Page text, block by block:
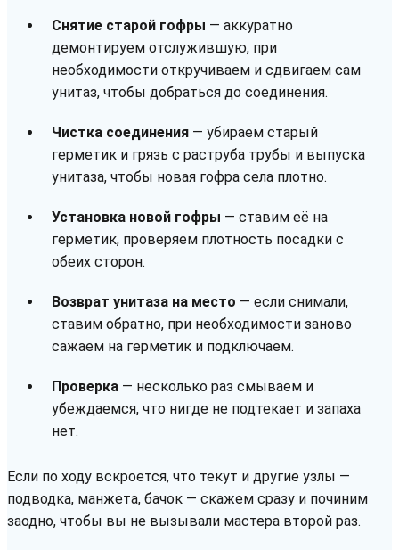
Снятие старой гофры — аккуратно
демонтируем отслужившую, при
необходимости откручиваем и сдвигаем сам
унитаз, чтобы добраться до соединения.
Чистка соединения — убираем старый
герметик и грязь с раструба трубы и выпуска
унитаза, чтобы новая гофра села плотно.
Установка новой гофры — ставим её на
герметик, проверяем плотность посадки с
обеих сторон.
Возврат унитаза на место — если снимали,
ставим обратно, при необходимости заново
сажаем на герметик и подключаем.
Проверка — несколько раз смываем и
убеждаемся, что нигде не подтекает и запаха
нет.
Если по ходу вскроется, что текут и другие узлы —
подводка, манжета, бачок — скажем сразу и починим
заодно, чтобы вы не вызывали мастера второй раз.